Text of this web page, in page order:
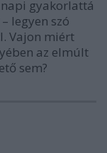
gyakorlattá
legyen szó
Vajon miért
az elmúlt
sem?